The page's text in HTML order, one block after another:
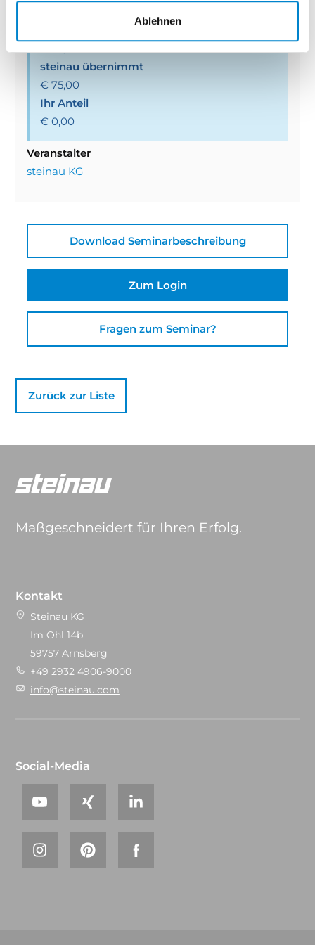
Ablehnen
steinau übernimmt
€ 75,00
Ihr Anteil
€ 0,00
Veranstalter
steinau KG
Download Seminarbeschreibung
Zum Login
Fragen zum Seminar?
Zurück zur Liste
Maßgeschneidert für Ihren Erfolg.
Kontakt
Steinau KG
Im Ohl 14b
59757 Arnsberg
+49 2932 4906-9000
info@steinau.com
Social-Media